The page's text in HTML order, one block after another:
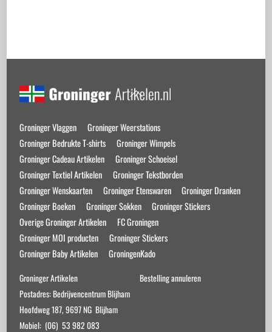
Back
Top
Groninger Vlaggen
Groninger Weerstations
Groninger Bedrukte T-shirts
Groninger Wimpels
Groninger Cadeau Artikelen
Groninger Schoeisel
Groninger Textiel Artikelen
Groninger Tekstborden
Groninger Wenskaarten
Groninger Etenswaren
Groninger Dranken
Groninger Boeken
Groninger Sokken
Groninger Stickers
Overige Groninger Artikelen
FC Groningen
Groninger MOI producten
Groninger Stickers
Groninger Baby Artikelen
GroningenKado
Groninger Artikelen
Postadres: Bedrijvencentrum Blijham
Hoofdweg 187, 9697 NG Blijham
Mobiel: (06) 53 982 083
Bestelling annuleren